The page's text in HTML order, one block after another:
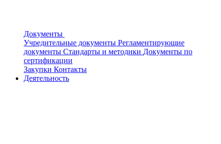
Документы
Учредительные документы Регламентирующие
документы Стандарты и методики Документы по
сертификации
Закупки Контакты
Деятельность